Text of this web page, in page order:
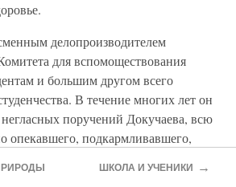
делопроизводителем
для вспомоществования
и большим другом всего
В течение многих лет он
поручений Докучаева, всю
опекавшего, подкармливавшего,
умом и талантом Докучаева, но
ШКОЛА И УЧЕНИКИ →